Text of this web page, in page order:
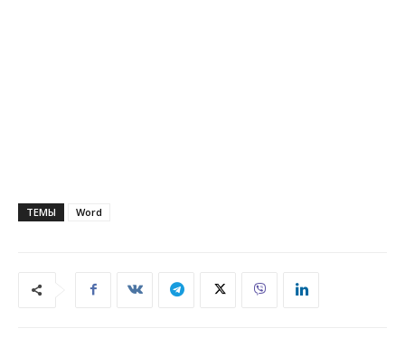
ТЕМЫ Word